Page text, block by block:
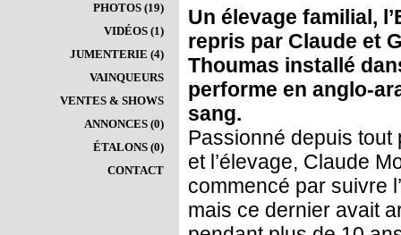
PHOTOS (19)
VIDÉOS (1)
JUMENTERIE (4)
VAINQUEURS
VENTES & SHOWS
ANNONCES (0)
ÉTALONS (0)
CONTACT
Un élevage familial,
repris par Claude et
Thoumas installé
performe en anglo-
sang.
Passionné depuis
et l’élevage, Claude
commencé par suivre
mais ce dernier avait